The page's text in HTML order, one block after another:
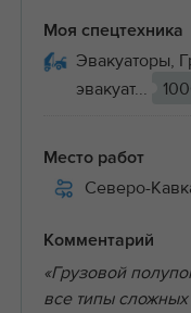
Моя спецтехника
Эвакуаторы,
эвакуат...
Место работ
Северо-
Комментарий
«Грузовой
все типы